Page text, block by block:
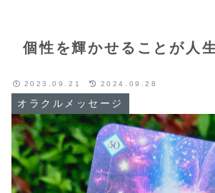
個性を輝かせることが人
オラクルメッセージ
2023.09.21 2024.09.28